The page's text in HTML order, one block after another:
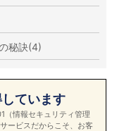
秘訣(4)
ています
（情報セキュリティ管理
ービスだからこそ、お客